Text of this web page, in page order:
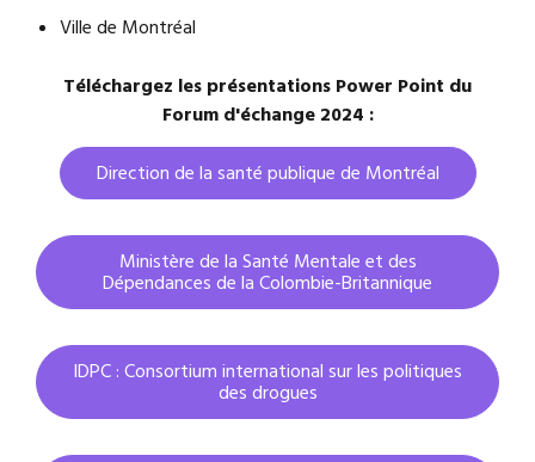
Ville de Montréal
Téléchargez les présentations Power Point du
Forum d'échange 2024 :
Direction de la santé publique de Montréal
Ministère de la Santé Mentale et des
Dépendances de la Colombie-Britannique
IDPC : Consortium international sur les politiques
des drogues